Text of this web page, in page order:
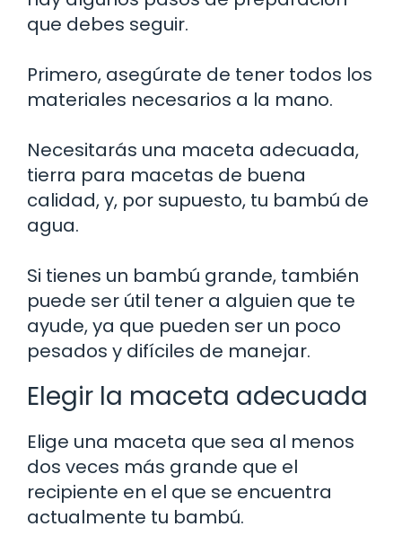
que debes seguir.
Primero, asegúrate de tener todos los
materiales necesarios a la mano.
Necesitarás una maceta adecuada,
tierra para macetas de buena
calidad, y, por supuesto, tu bambú de
agua.
Si tienes un bambú grande, también
puede ser útil tener a alguien que te
ayude, ya que pueden ser un poco
pesados y difíciles de manejar.
Elegir la maceta adecuada
Elige una maceta que sea al menos
dos veces más grande que el
recipiente en el que se encuentra
actualmente tu bambú.